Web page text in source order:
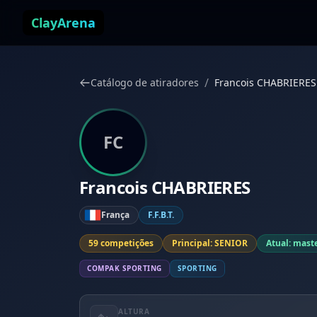
ClayArena
Catálogo de atiradores / Francois CHABRIERES
FC
Francois CHABRIERES
França F.F.B.T.
59 competições Principal: SENIOR Atual:
COMPAK SPORTING SPORTING
ALTURA